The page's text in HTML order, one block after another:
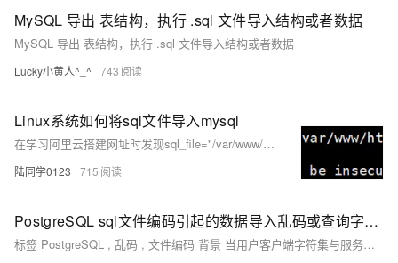
MySQL 导出 表结构，执行 .sql 文件导入结构或者数据
MySQL 导出 表结构，执行 .sql 文件导入结构或者数据
Lucky小黄人^_^ 743
Linux系统如何将sql文件导入mysql
在学习阿里云搭建网址时发现sql_file="/var/www/html/static/backup/sql/"
陆同学0123 715
PostgreSQL sql文件编码引起的数据导入乱码或查询字符集异常报错(invalid byte sequence)
标签 PostgreSQL , 乱码 , 文件编码 背景 当用户客户端字符集与服务端字符集不匹配时，写入的多字节字符（例如中文）可能出现乱码。 例子 数据库字符集为sql_ascii，允许存储任意编码字符。